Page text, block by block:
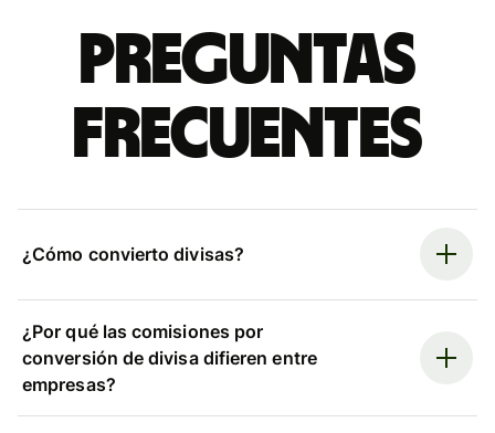
Preguntas
frecuentes
¿Cómo convierto divisas?
¿Por qué las comisiones por
conversión de divisa difieren entre
empresas?